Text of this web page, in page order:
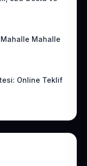
Mahalle Mahalle
Online Teklif